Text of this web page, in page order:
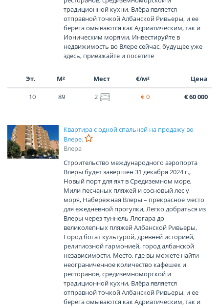
традиционной кухни, Влёра является
отправной точкой Албанской Ривьеры, и ее
берега омываются как Адриатическим, так и
Ионическим морями, Инвестируйте в
недвижимость во Влере сейчас, будущее уже
здесь, приезжайте и посетите
Эт. М² Мест €/м² Цена
10 89 2 € 0 € 60 000
Квартира с одной спальней на продажу во
Влере.
Влера
Строительство международного аэропорта
Влеры будет завершен 31 декабря 2024 г.,
Новый порт для яхт в Средиземном море,
Мили песчаных пляжей и сосновый лес у
моря, Набережная Влеры – прекрасное место
для ежедневной прогулки, Легко добраться из
Влеры через туннель Ллогара до
великолепных пляжей Албанской Ривьеры,
Город богат культурой, древней историей,
религиозной гармонией, город албанской
независимости, Место, где вы можете найти
неограниченное количество кафешек и
ресторанов, средиземноморской и
традиционной кухни, Влёра является
отправной точкой Албанской Ривьеры, и ее
берега омываются как Адриатическим, так и